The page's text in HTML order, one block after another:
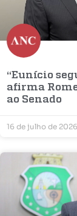
“Eunício
afirma
ao Senado
16 de julho de 2026